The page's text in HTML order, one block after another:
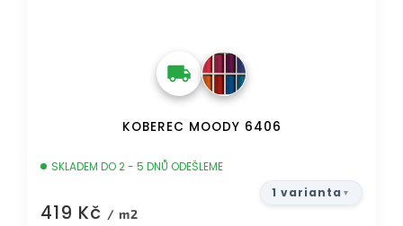
KOBEREC MOODY 6406
SKLADEM DO 2 - 5 DNŮ ODEŠLEME
419 Kč / m2
1 varianta